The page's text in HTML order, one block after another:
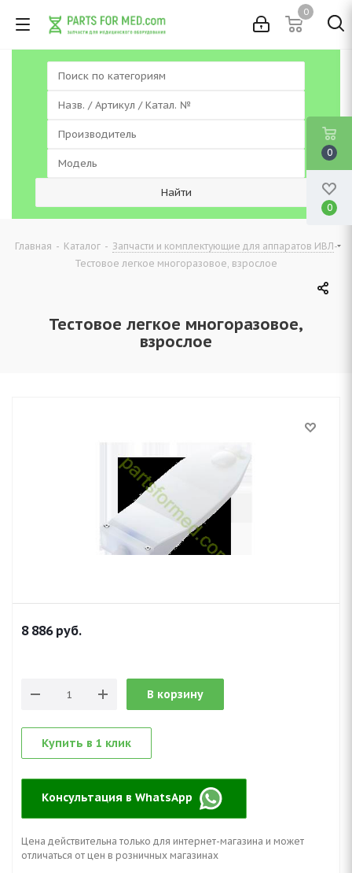
0
Главная - Каталог - Запчасти и комплектующие для аппаратов ИВЛ-
Тестовое легкое многоразовое, взрослое
Тестовое легкое многоразовое,
взрослое
8 886руб.
В корзину
Купить в 1 клик
Консультация в WhatsApp
Цена действительна только для интернет-магазина и может
отличаться от цен в розничных магазинах
0
0